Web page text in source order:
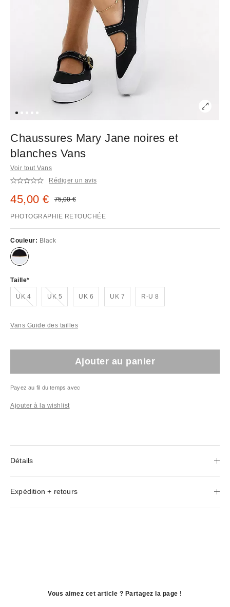
Chaussures Mary Jane noires et
blanches Vans
Voir tout Vans
Rédiger un avis
Prix remisé :
45,00 € Prix d'origine :
75,00 €
PHOTOGRAPHIE RETOUCHÉE
Couleur: Black
Taille
UK 4
En rupture de stock ! UK 5
En rupture de stock ! UK 6 UK 7 R-U 8
Vans Guide des tailles
Ajouter au panier
Payez au fil du temps avec
Ajouter à la wishlist
Détails
Expédition + retours
Vous aimez cet article ? Partagez la page !